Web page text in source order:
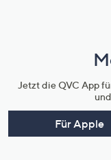
Jetzt die QVC App
Für Apple